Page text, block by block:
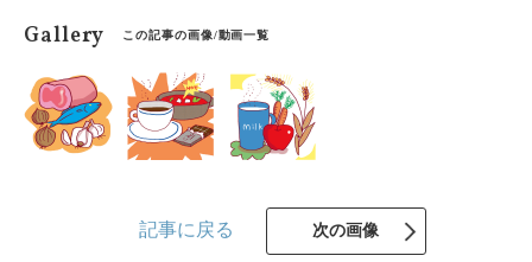
Gallery この記事の画像/動画一覧
記事に戻る 次の画像